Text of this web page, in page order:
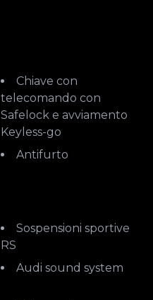
Chiave con
telecomando con
Safelock e avviamento
Keyless-go
Antifurto
Sospensioni sportive
RS
Audi sound system